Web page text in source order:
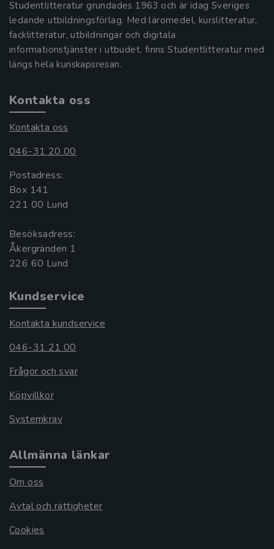
Studentlitteratur grundades 1963 och är idag Sveriges
ledande utbildningsförlag. Med läromedel, kurslitteratur,
facklitteratur, utbildningar och digitala
informationstjänster i utbudet, finns Studentlitteratur med
längs hela kunskapsresan.
Kontakta oss
Kontakta oss
046-31 20 00
Postadress:
Box 141
221 00 Lund
Besöksadress:
Åkergränden 1
Kundservice
Kontakta kundservice
046-31 21 00
Frågor och svar
Köpvillkor
Systemkrav
Allmänna länkar
Om oss
Avtal och rättigheter
Cookies